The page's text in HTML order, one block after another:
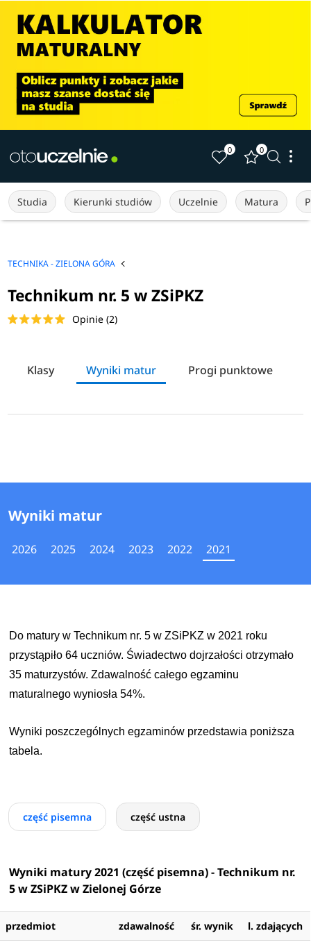
0 0
Studia Kierunki studiów Uczelnie Matura
TECHNIKA - ZIELONA GÓRA
Technikum nr. 5 w ZSiPKZ
Opinie (2)
Klasy Wyniki matur Progi punktowe
Wyniki matur
2026 2025 2024 2023 2022 2021
Do matury w Technikum nr. 5 w ZSiPKZ w 2021 roku
przystąpiło 64 uczniów. Świadectwo dojrzałości otrzymało
35 maturzystów. Zdawalność całego egzaminu
maturalnego wyniosła 54%.
Wyniki poszczególnych egzaminów przedstawia poniższa
tabela.
część pisemna część ustna
Wyniki matury 2021 (część pisemna) - Technikum nr.
5 w ZSiPKZ w Zielonej Górze
przedmiot zdawalność śr. wynik l. zdających